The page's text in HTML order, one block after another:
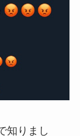
知りまし